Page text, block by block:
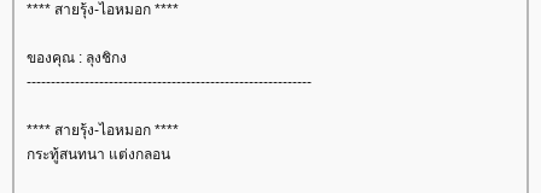
**** สายรุ้ง-ไอหมอก ****
ของคุณ : ลุงชิกง
-----------------------------------------------------------
**** สายรุ้ง-ไอหมอก ****
กระทู้สนทนา แต่งกลอน